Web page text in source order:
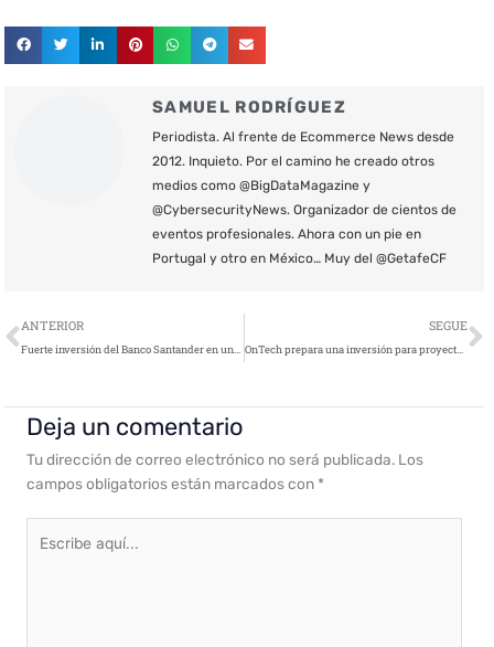
SAMUEL RODRÍGUEZ
Periodista. Al frente de Ecommerce News desde
2012. Inquieto. Por el camino he creado otros
medios como @BigDataMagazine y
@CybersecurityNews. Organizador de cientos de
eventos profesionales. Ahora con un pie en
Portugal y otro en México… Muy del @GetafeCF
Ant
ANTERIOR
Fuerte inversión del Banco Santander en una empresa de ciberseguridad
SEGUE
OnTech prepara una inversión para proyectos de ciberseguridad
Deja un comentario
Tu dirección de correo electrónico no será publicada. Los
campos obligatorios están marcados con *
aquí...